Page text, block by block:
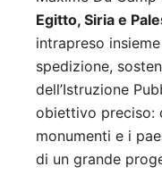
Egitto, Siria e
intrapreso
spedizione,
dell’Istruzione
obiettivo preciso:
monumenti e i
di un grande